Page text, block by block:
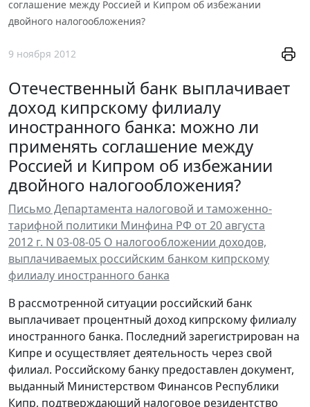
соглашение между Россией и Кипром об избежании
двойного налогообложения?
9 ноября 2012
Отечественный банк выплачивает
доход кипрскому филиалу
иностранного банка: можно ли
применять соглашение между
Россией и Кипром об избежании
двойного налогообложения?
Письмо Департамента налоговой и таможенно-
тарифной политики Минфина РФ от 20 августа
2012 г. N 03-08-05 О налогообложении доходов,
выплачиваемых российским банком кипрскому
филиалу иностранного банка
В рассмотренной ситуации российский банк
выплачивает процентный доход кипрскому филиалу
иностранного банка. Последний зарегистрирован на
Кипре и осуществляет деятельность через свой
филиал. Российскому банку предоставлен документ,
выданный Министерством Финансов Республики
Кипр, подтверждающий налоговое резидентство